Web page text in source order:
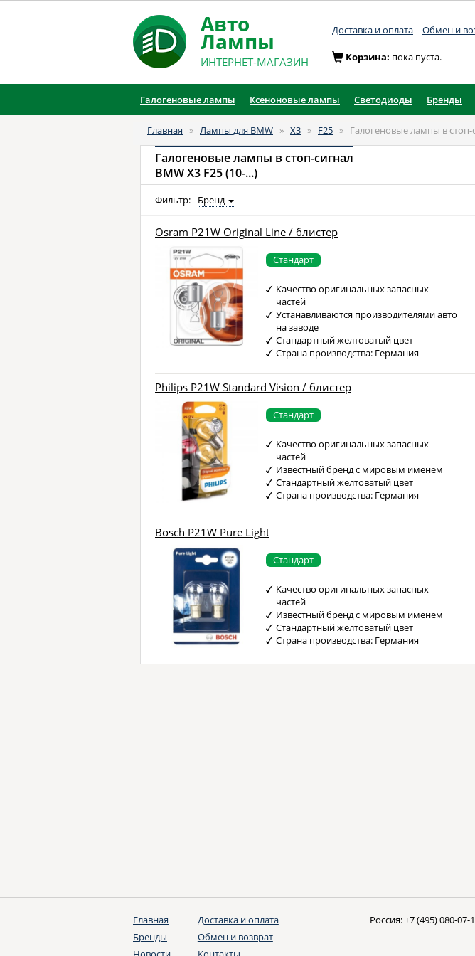
Авто
Лампы
ИНТЕРНЕТ-МАГАЗИН
Доставка и оплата Обмен и
Корзина: пока пуста.
Галогеновые лампы Ксеноновые лампы Светодиоды Бренды
Главная » Лампы для BMW » X3 » F25 » Галогеновые лампы в стоп-
Галогеновые лампы в стоп-сигнал
BMW X3 F25 (10-...)
Фильтр: Бренд
Osram P21W Original Line / блистер
Стандарт
Качество оригинальных запасных
частей
Устанавливаются производителями авто
на заводе
Стандартный желтоватый цвет
Страна производства: Германия
Philips P21W Standard Vision / блистер
Стандарт
Качество оригинальных запасных
частей
Известный бренд с мировым именем
Стандартный желтоватый цвет
Страна производства: Германия
Bosch P21W Pure Light
Стандарт
Качество оригинальных запасных
частей
Известный бренд с мировым именем
Стандартный желтоватый цвет
Страна производства: Германия
Главная
Бренды
Доставка и оплата
Обмен и возврат
Россия:+7 (495) 080-07-